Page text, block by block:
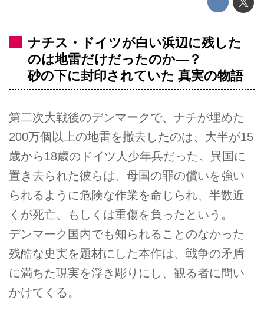
ナチス・ドイツが白い浜辺に残した
のは地雷だけだったのか―？
砂の下に封印されていた 真実の物語
第二次大戦後のデンマークで、ナチが埋めた
200万個以上の地雷を撤去したのは、大半が15
歳から18歳のドイツ人少年兵だった。異国に
置き去られた彼らは、母国の罪の償いを強い
られるように危険な作業を命じられ、半数近
くが死亡、もしくは重傷を負ったという。
デンマーク国内でも知られることのなかった
残酷な史実を題材にした本作は、戦争の矛盾
に満ちた現実を浮き彫りにし、観る者に問い
かけてくる。